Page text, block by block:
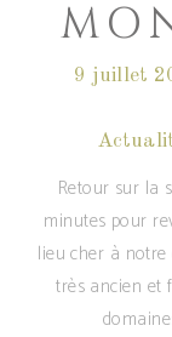
9 juillet
Retour sur la
minutes pour
lieu cher à notre
très ancien et